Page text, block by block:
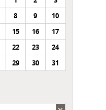
8 9
10
15 16
17
22 23
24
29 30 31